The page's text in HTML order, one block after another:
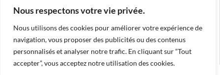
Nous respectons votre vie privée.
Nous utilisons des cookies pour améliorer votre expérience de
navigation, vous proposer des publicités ou des contenus
personnalisés et analyser notre trafic. En cliquant sur “Tout
accepter”, vous acceptez notre utilisation des cookies.